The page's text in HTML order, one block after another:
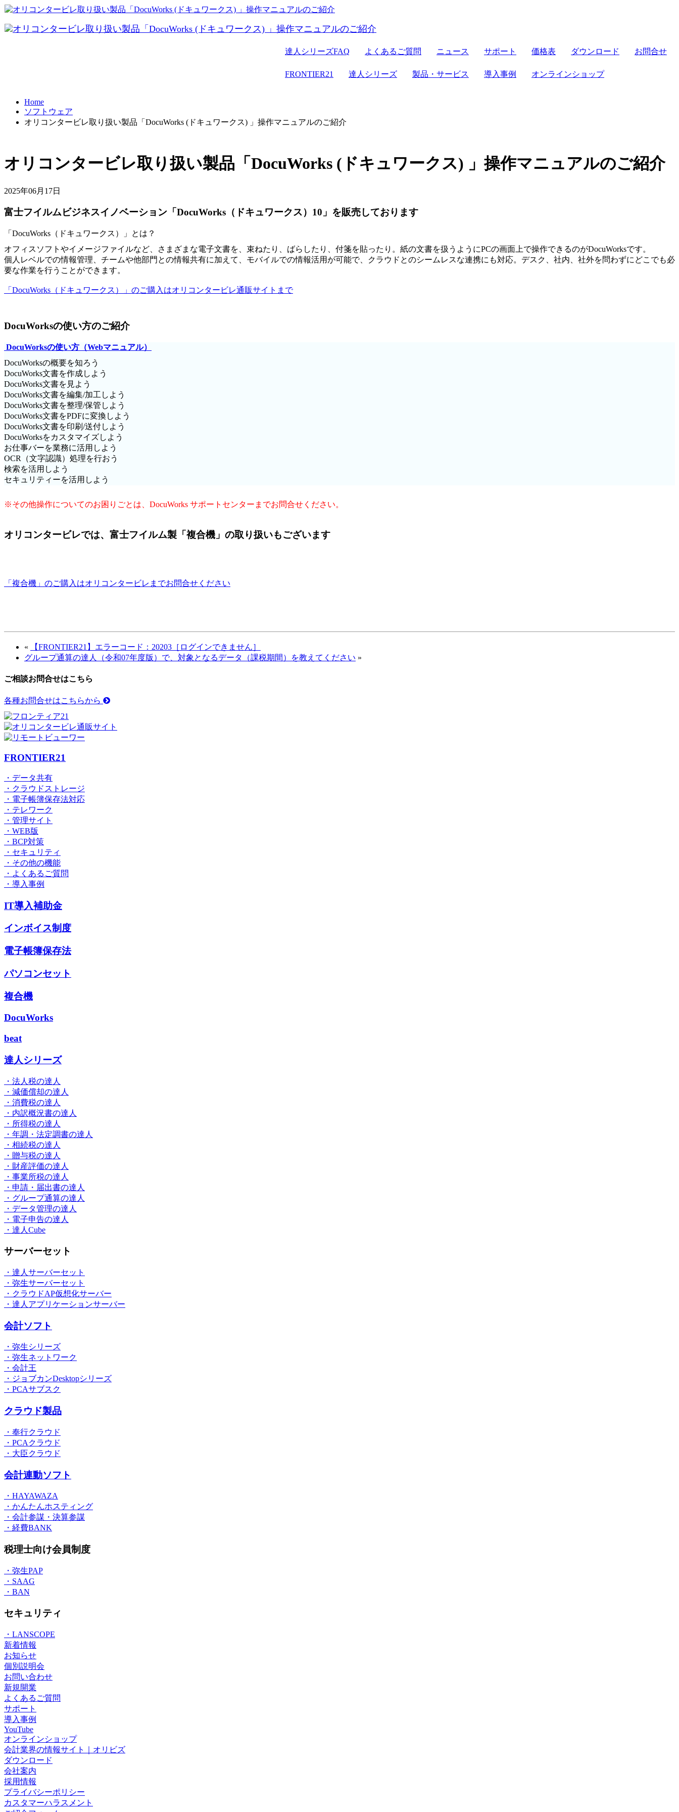
達人シリーズFAQ よくあるご質問
FRONTIER21 達人シリーズ
ニュース サポート 価格表 ダウンロード お問合せ
FRONTIER21
BCP対策 セキュリティ
達人シリーズ 製品・サービス
FRONTIER21
複合機
導入事例 オンラインショップ
Home
ソフトウェア
オリコンタービレ取り扱い製品「DocuWorks (ドキュワークス) 」操作マニュアルのご紹介
オリコンタービレ取り扱い製品「DocuWorks (ドキュワークス) 」操作マニュアルのご紹介
2025年06月17日
富士フイルムビジネスイノベーション「DocuWorks（ドキュワークス）10」を販売しております
「DocuWorks（ドキュワークス）」とは？
オフィスソフトやイメージファイルなど、さまざまな電子文書を、束ねたり、ばらしたり、付箋を貼ったり。紙の文書を扱うようにPCの画面上で操作できるのがDocuWorksです。
個人レベルでの情報管理、チームや他部門との情報共有に加えて、モバイルでの情報活用が可能で、クラウドとのシームレスな連携にも対応。デスク、社内、社外を問わずにどこでも必
要な作業を行うことができます。
「DocuWorks（ドキュワークス）」のご購入はオリコンタービレ通販サイトまで
DocuWorksの使い方のご紹介
DocuWorksの使い方（Webマニュアル）
DocuWorksの概要を知ろう
DocuWorks文書を作成しよう
DocuWorks文書を見よう
DocuWorks文書を編集/加工しよう
DocuWorks文書を整理/保管しよう
DocuWorks文書をPDFに変換しよう
DocuWorks文書を印刷/送付しよう
DocuWorksをカスタマイズしよう
お仕事バーを業務に活用しよう
OCR（文字認識）処理を行おう
検索を活用しよう
セキュリティーを活用しよう
※その他操作についてのお困りごとは、DocuWorks サポートセンターまでお問合せください。
オリコンタービレでは、富士フイルム製「複合機」の取り扱いもございます
「複合機」のご購入はオリコンタービレまでお問合せください
«
【FRONTIER21】エラーコード：20203［ログインできません］
グループ通算の達人（令和07年度版）で、対象となるデータ（課税期間）を教えてください »
ご相談お問合せはこちら
各種お問合せはこちらから
FRONTIER21
・データ共有
・クラウドストレージ
・電子帳簿保存法対応
・テレワーク
・管理サイト
・WEB版
・BCP対策
・セキュリティ
・その他の機能
・よくあるご質問
・導入事例
IT導入補助金
インボイス制度
電子帳簿保存法
パソコンセット
複合機
DocuWorks
beat
達人シリーズ
・法人税の達人
・減価償却の達人
・消費税の達人
・内訳概況書の達人
・所得税の達人
・年調・法定調書の達人
・相続税の達人
・贈与税の達人
・財産評価の達人
・事業所税の達人
・申請・届出書の達人
・グループ通算の達人
・データ管理の達人
・電子申告の達人
・達人Cube
サーバーセット
・達人サーバーセット
・弥生サーバーセット
・クラウドAP仮想化サーバー
・達人アプリケーションサーバー
会計ソフト
・弥生シリーズ
・弥生ネットワーク
・会計王
・ジョブカンDesktopシリーズ
・PCAサブスク
クラウド製品
・奉行クラウド
・PCAクラウド
・大臣クラウド
会計連動ソフト
・HAYAWAZA
・かんたんホスティング
・会計参謀・決算参謀
・経費BANK
税理士向け会員制度
・弥生PAP
・SAAG
・BAN
セキュリティ
・LANSCOPE
新着情報
お知らせ
個別説明会
お問い合わせ
新規開業
よくあるご質問
サポート
導入事例
YouTube
オンラインショップ
会計業界の情報サイト｜オリビズ
ダウンロード
会社案内
採用情報
プライバシーポリシー
カスタマーハラスメント